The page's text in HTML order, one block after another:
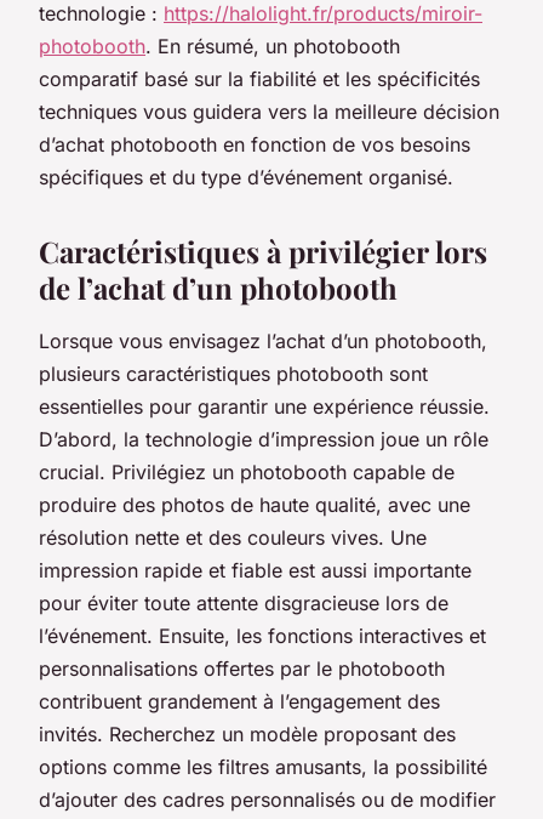
technologie : https://halolight.fr/products/miroir-
photobooth. En résumé, un photobooth
comparatif basé sur la fiabilité et les spécificités
techniques vous guidera vers la meilleure décision
d’achat photobooth en fonction de vos besoins
spécifiques et du type d’événement organisé.
Caractéristiques à privilégier lors
de l’achat d’un photobooth
Lorsque vous envisagez l’achat d’un photobooth,
plusieurs caractéristiques photobooth sont
essentielles pour garantir une expérience réussie.
D’abord, la technologie d’impression joue un rôle
crucial. Privilégiez un photobooth capable de
produire des photos de haute qualité, avec une
résolution nette et des couleurs vives. Une
impression rapide et fiable est aussi importante
pour éviter toute attente disgracieuse lors de
l’événement. Ensuite, les fonctions interactives et
personnalisations offertes par le photobooth
contribuent grandement à l’engagement des
invités. Recherchez un modèle proposant des
options comme les filtres amusants, la possibilité
d’ajouter des cadres personnalisés ou de modifier